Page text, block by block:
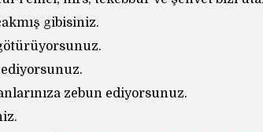
gibisiniz.
ediyorsunuz.
zebun ediyorsunuz.